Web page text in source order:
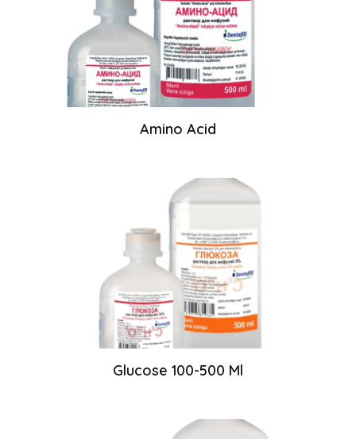
Amino Acid
Glucose 100-500 Ml